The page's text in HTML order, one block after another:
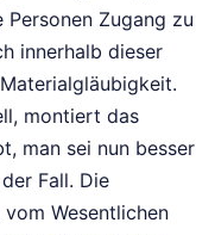
Zugang zu
innerhalb dieser
montiert das
man sei nun besser
Fall. Die
Wesentlichen